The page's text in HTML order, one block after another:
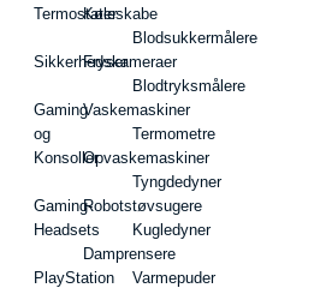
Termostater
Sikkerhedskameraer
Gaming
og
Konsoller
Gaming-
Headsets
PlayStation
Køleskabe
Fryser
Vaskemaskiner
Opvaskemaskiner
Robotstøvsugere
Damprensere
Blodsukkermålere
Blodtryksmålere
Termometre
Tyngdedyner
Kugledyner
Varmepuder